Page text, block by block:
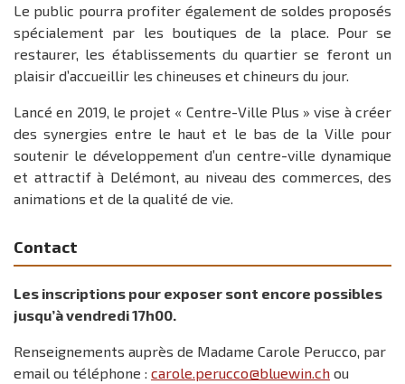
Le public pourra profiter également de soldes proposés
spécialement par les boutiques de la place. Pour se
restaurer, les établissements du quartier se feront un
plaisir d’accueillir les chineuses et chineurs du jour.
Lancé en 2019, le projet « Centre-Ville Plus » vise à créer
des synergies entre le haut et le bas de la Ville pour
soutenir le développement d’un centre-ville dynamique
et attractif à Delémont, au niveau des commerces, des
animations et de la qualité de vie.
Contact
Les inscriptions pour exposer sont encore possibles
jusqu’à vendredi 17h00.
Renseignements auprès de Madame Carole Perucco, par
email ou téléphone : carole.perucco@bluewin.ch ou